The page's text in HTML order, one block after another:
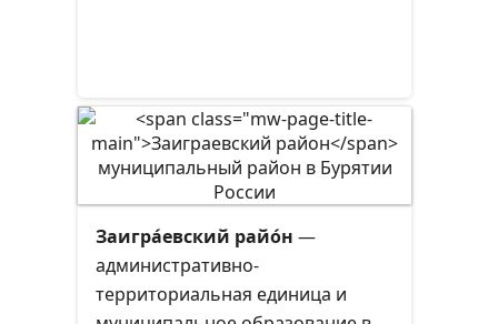
Заигра́евский райо́н —
административно-
территориальная единица и